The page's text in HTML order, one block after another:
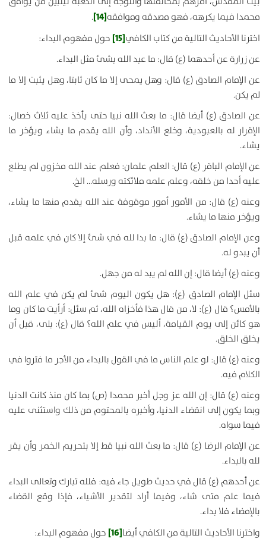
محمدا فيما يكرهه، فهو مصدقه وموافقه[14]
.
اخترنا الأحاديث التالية من كتاب الكافي[15]
حول مفهوم البداء:
عن زرارة عن أحدهما (ع) قال: ما عبد الله بشئ مثل البداء.
عن الإمام الصادق (ع) قال: وهل يمحى إلا ما كان ثابتا، وهل يثبت إلا ما
لم يكن.
عن الصادق (ع) أيضا قال: ما بعث الله نبيا حتى يأخذ عليه ثلاث خصال:
الإقرار له بالعبودية، وخلع الأنداد، وأن الله يقدم ما يشاء ويؤخر ما
يشاء.
عن الإمام الباقر (ع) قال: العلم علمان: فعلم عند الله مخزون لم يطلع
عليه أحدا من خلقه، وعلم علمه ملائكته ورسله… الخ.
وعنه (ع) قال: من الأمور أمور موقوفة عند الله يقدم منها ما يشاء،
ويؤخر منها ما يشاء.
وعن الإمام الصادق (ع) قال: ما بدا لله في شئ إلا كان في علمه قبل
أن يبدو له.
وعنه (ع) أيضا قال: إن الله لم يبد له من جهل.
سئل الإمام الصادق (ع): هل يكون اليوم شئ لم يكن في علم الله
بالأمس؟ قال (ع): لا، من قال هذا فأخزاه الله، ثم سئل: أرأيت ما كان وما
هو كائن إلى يوم القيامة، أليس في علم الله؟ قال (ع): بلى، قبل أن
يخلق الخلق.
وعنه (ع) قال: لو علم الناس ما في القول بالبداء من الأجر ما فتروا في
الكلام فيه.
وعنه (ع) قال: إن الله عز وجل أخبر محمدا (ص) بما كان منذ كانت الدنيا
وبما يكون إلى انقضاء الدنيا، وأخبره بالمحتوم من ذلك واستثنى عليه
فيما سواه.
عن الإمام الرضا (ع) قال: ما بعث الله نبيا قط إلا بتحريم الخمر وأن يقر
لله بالبداء.
عن أحدهم (ع) قال في حديث طويل جاء فيه: فلله تبارك وتعالى البداء
فيما علم متى شاء، وفيما أراد لتقدير الأشياء، فإذا وقع القضاء
بالإمضاء فلا بداء.
واخترنا الأحاديث التالية من الكافي أيضا[16]
حول مفهوم البداء: